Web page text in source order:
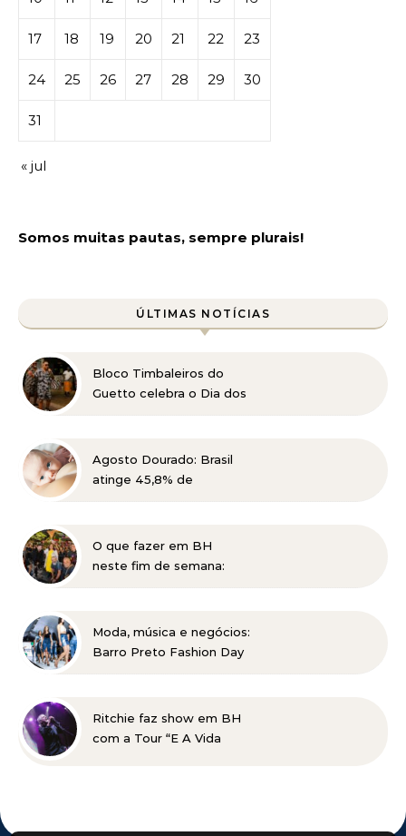
17 18 19 20 21 22 23
24 25 26 27 28 29 30
31
« jul
Somos muitas pautas, sempre plurais!
ÚLTIMAS NOTÍCIAS
Bloco Timbaleiros do
Guetto celebra o Dia dos
Horizonte
Agosto Dourado: Brasil
atinge 45,8% de
metas globais para 2030
O que fazer em BH
neste fim de semana:
gastronomia e atrações
para toda a família
Moda, música e negócios:
Barro Preto Fashion Day
BH
Ritchie faz show em BH
com a Tour “E A Vida